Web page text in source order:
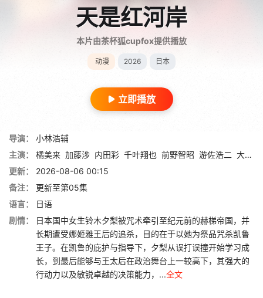
天是红河岸
本片由茶杯狐cupfox提供播放
动漫 2026 日本
立即播放
导演：
小林浩辅
主演：
橘美来 加藤涉 内田彩 千叶翔也 前野智昭 游佐浩二 大野智敬
更新：
2026-08-06 00:15
备注：
更新至第05集
语言：
日语
剧情：
日本国中女生铃木夕梨被咒术牵引至纪元前的赫梯帝国，并
长期遭受娜姬雅王后的追杀，目的在于以她为祭品咒杀凯鲁
王子。在凯鲁的庇护与指导下，夕梨从误打误撞开始学习成
长，到最后能够与王太后在政治舞台上一较高下，其强大的
行动力以及敏锐卓越的决策能力，...全文